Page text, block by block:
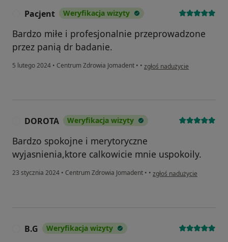
Pacjent Weryfikacja wizyty
Bardzo miłe i profesjonalnie przeprowadzone
przez panią dr badanie.
5 lutego 2024 • Centrum Zdrowia Jomadent • • w opinii użytkownika Pacjent
zgłoś nadużycie
DOROTA Weryfikacja wizyty
Bardzo spokojne i merytoryczne
wyjasnienia,ktore calkowicie mnie uspokoily.
23 stycznia 2024 • Centrum Zdrowia Jomadent • • w opinii użytkownika
zgłoś nadużycie
B.G Weryfikacja wizyty